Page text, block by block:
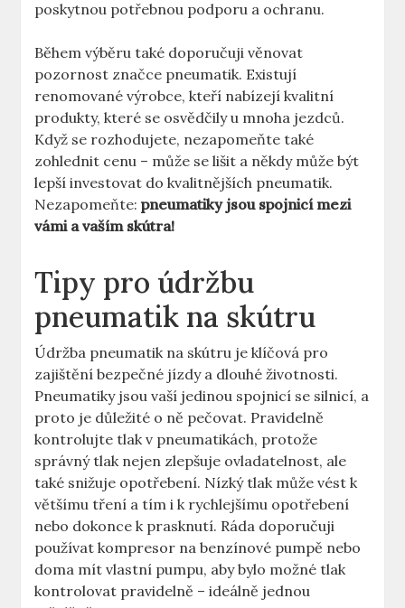
poskytnou potřebnou podporu a ochranu.
Během výběru také doporučuji věnovat
pozornost značce pneumatik. Existují
renomované výrobce, kteří nabízejí kvalitní
produkty, které se osvědčily u mnoha jezdců.
Když se rozhodujete, nezapomeňte také
zohlednit cenu – může se lišit a někdy může být
lepší investovat do kvalitnějších pneumatik.
Nezapomeňte:pneumatiky jsou spojnicí mezi
vámi a vaším skútra!
Tipy pro údržbu
pneumatik na skútru
Údržba pneumatik na skútru je klíčová pro
zajištění bezpečné jízdy a dlouhé životnosti.
Pneumatiky jsou vaší jedinou spojnicí se silnicí, a
proto je důležité o ně pečovat. Pravidelně
kontrolujte tlak v pneumatikách, protože
správný tlak nejen zlepšuje ovladatelnost, ale
také snižuje opotřebení. Nízký tlak může vést k
většímu tření a tím i k rychlejšímu opotřebení
nebo dokonce k prasknutí. Ráda doporučuji
používat kompresor na benzínové pumpě nebo
doma mít vlastní pumpu, aby bylo možné tlak
kontrolovat pravidelně – ideálně jednou